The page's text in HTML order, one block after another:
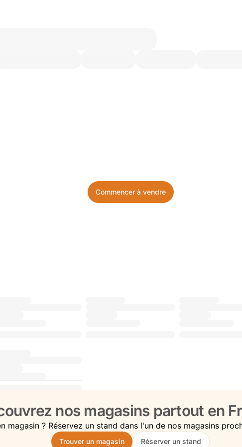
Commencer à vendre
nos magasins partout en
magasin ? Réservez un stand dans l'un de nos magasins
Trouver un magasin Réserver un stand